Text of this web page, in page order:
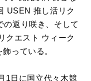
USEN 推し活リク
の返り咲き、そして
クエスト ウィーク
っている。
1日に国立代々木競